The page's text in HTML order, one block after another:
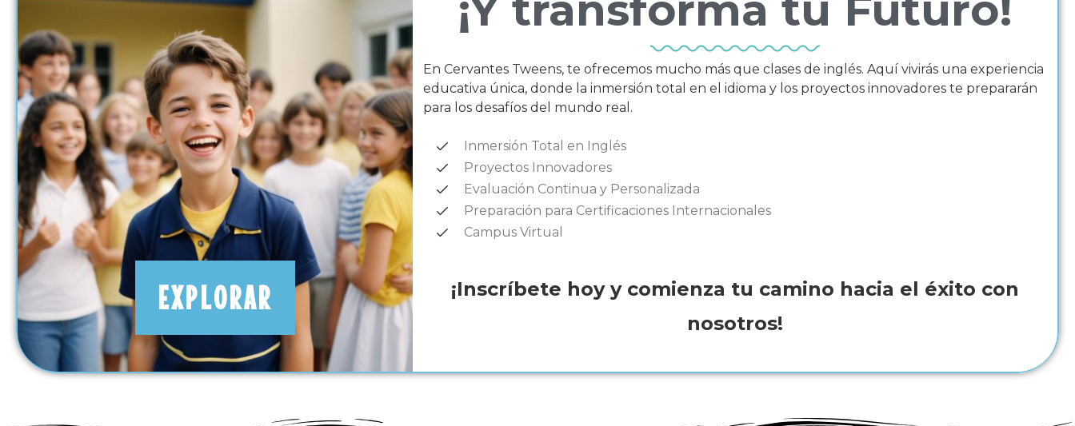
EXPLORAR
En Cervantes Tweens, te ofrecemos mucho más que clases de inglés. Aquí vivirás una experiencia
educativa única, donde la inmersión total en el idioma y los proyectos innovadores te prepararán
para los desafíos del mundo real.
Inmersión Total en Inglés
Proyectos Innovadores
Evaluación Continua y Personalizada
Preparación para Certificaciones Internacionales
Campus Virtual
¡Inscríbete hoy y comienza tu camino hacia el éxito con
nosotros!